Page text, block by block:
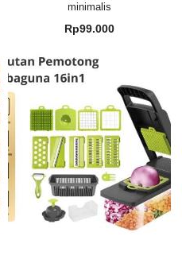
minimalis
Rp99.000